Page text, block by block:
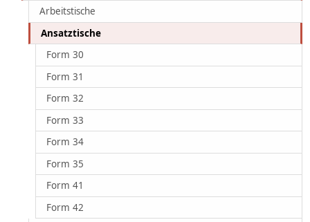
Arbeitstische
Ansatztische
Form 30
Form 31
Form 32
Form 33
Form 34
Form 35
Form 41
Form 42